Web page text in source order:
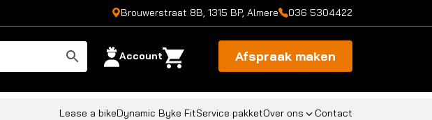
Brouwerstraat 8B, 1315 BP, Almere 036 5304422
Account Afspraak maken
Lease a bikeDynamic Byke FitService pakketOver ons Contact